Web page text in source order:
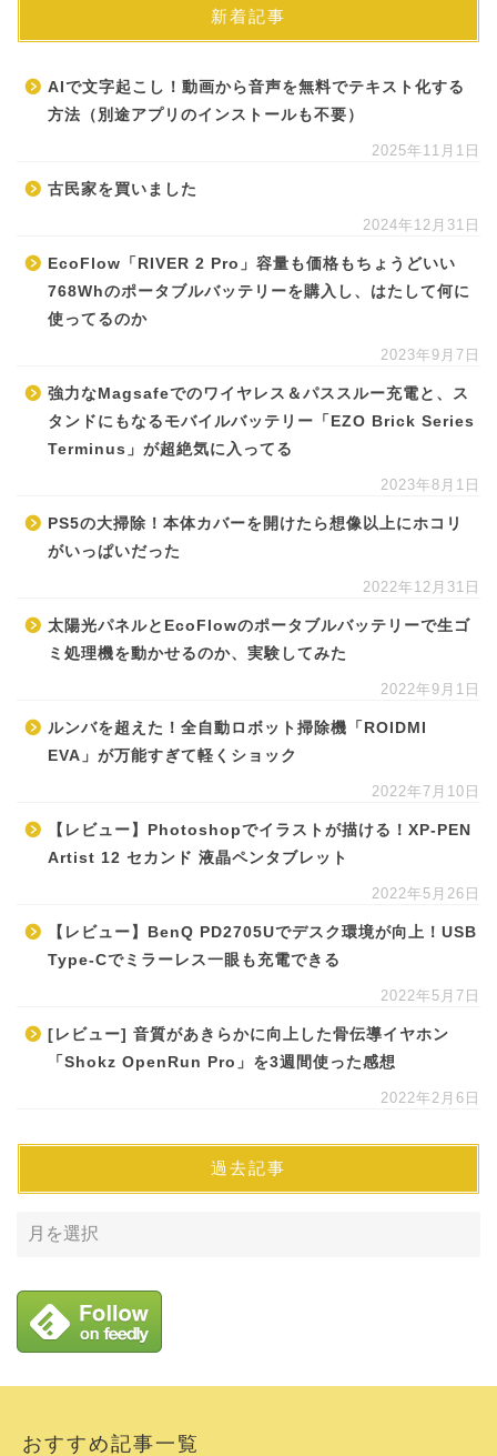
新着記事
AIで文字起こし！動画から音声を無料でテキスト化する
方法（別途アプリのインストールも不要）
2025年11月1日
古民家を買いました
2024年12月31日
EcoFlow「RIVER 2 Pro」容量も価格もちょうどいい
768Whのポータブルバッテリーを購入し、はたして何に
使ってるのか
2023年9月7日
強力なMagsafeでのワイヤレス＆パススルー充電と、ス
タンドにもなるモバイルバッテリー「EZO Brick Series
Terminus」が超絶気に入ってる
2023年8月1日
PS5の大掃除！本体カバーを開けたら想像以上にホコリ
がいっぱいだった
2022年12月31日
太陽光パネルとEcoFlowのポータブルバッテリーで生ゴ
ミ処理機を動かせるのか、実験してみた
2022年9月1日
ルンバを超えた！全自動ロボット掃除機「ROIDMI
EVA」が万能すぎて軽くショック
2022年7月10日
【レビュー】Photoshopでイラストが描ける！XP-PEN
Artist 12 セカンド 液晶ペンタブレット
2022年5月26日
【レビュー】BenQ PD2705Uでデスク環境が向上！USB
Type-Cでミラーレス一眼も充電できる
2022年5月7日
[レビュー] 音質があきらかに向上した骨伝導イヤホン
「Shokz OpenRun Pro」を3週間使った感想
2022年2月6日
過去記事
おすすめ記事一覧